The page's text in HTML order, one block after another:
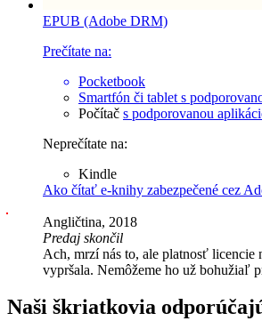
EPUB (Adobe DRM)
Prečítate na:
Pocketbook
Smartfón či tablet s
Počítač s podporovanou
Neprečítate na:
Kindle
Ako čítať e-knihy zabezpečené cez
Angličtina, 2018
Predaj skončil
Ach, mrzí nás to, ale platnosť licencie
vypršala. Nemôžeme ho už bohužiaľ
Naši škriatkovia